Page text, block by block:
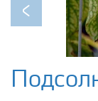
Previous